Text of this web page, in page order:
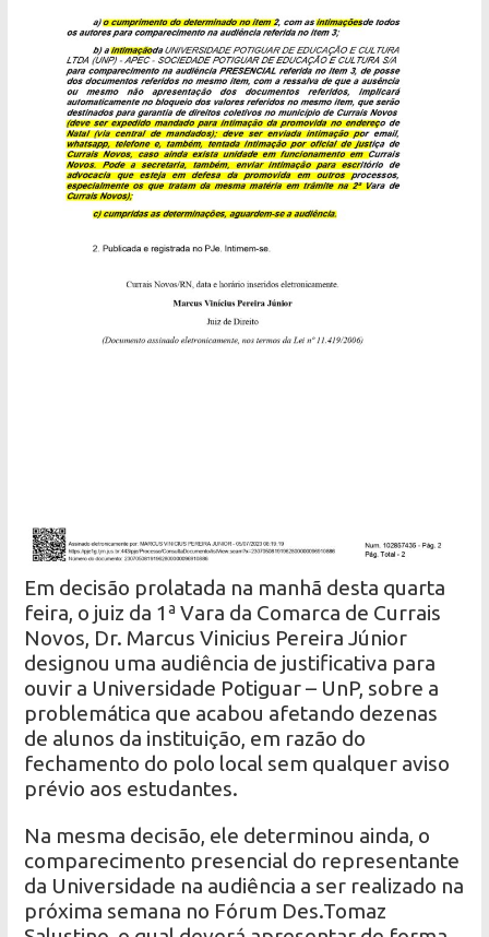
Em decisão prolatada na manhã desta quarta
feira, o juiz da 1ª Vara da Comarca de Currais
Novos, Dr. Marcus Vinicius Pereira Júnior
designou uma audiência de justificativa para
ouvir a Universidade Potiguar – UnP, sobre a
problemática que acabou afetando dezenas
de alunos da instituição, em razão do
fechamento do polo local sem qualquer aviso
prévio aos estudantes.
Na mesma decisão, ele determinou ainda, o
comparecimento presencial do representante
da Universidade na audiência a ser realizado na
próxima semana no Fórum Des.Tomaz